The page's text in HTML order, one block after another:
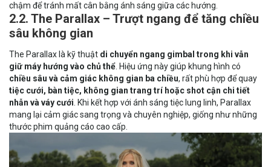
chậm để tránh mất cân bằng ánh sáng giữa các hướng.
2.2. The Parallax – Trượt ngang để tăng chiều
sâu không gian
The Parallax là kỹ thuật di chuyển ngang gimbal trong khi vẫn
giữ máy hướng vào chủ thể. Hiệu ứng này giúp khung hình có
chiều sâu và cảm giác không gian ba chiều, rất phù hợp để quay
tiệc cưới, bàn tiệc, không gian trang trí hoặc shot cận chi tiết
nhẫn và váy cưới. Khi kết hợp với ánh sáng tiệc lung linh, Parallax
mang lại cảm giác sang trọng và chuyên nghiệp, giống như những
thước phim quảng cáo cao cấp.